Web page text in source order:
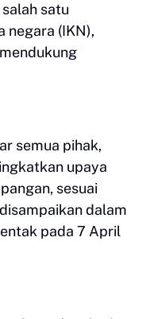
satu
negara (IKN),
semua pihak,
upaya
sesuai
dalam
pada 7 April